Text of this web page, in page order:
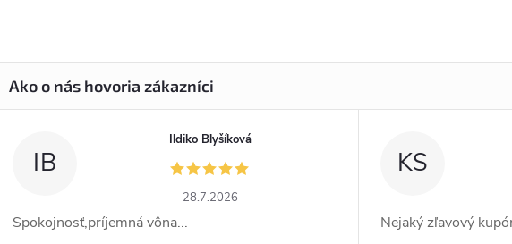
IB
Ildiko Blyšíková
28.7.2026
Spokojnosť,príjemná vôna...
KS
Nejaký zľavový